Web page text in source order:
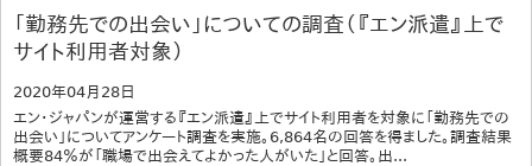
「勤務先での出会い」についての調査（『エン派遣』上で
サイト利用者対象）
2020年04月28日
エン・ジャパンが運営する『エン派遣』上でサイト利用者を対象に「勤務先での
出会い」についてアンケート調査を実施。6,864名の回答を得ました。調査結果
概要84％が「職場で出会えてよかった人がいた」と回答。出...